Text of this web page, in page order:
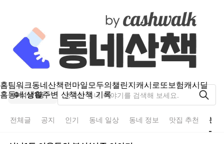
홈팀워크동네산책런마일모두의챌린지캐시로또보험캐시딜
홈동네 생활주변 산책산책 기록
석남1동
전체글 공지 인기 동네 일상 동네 정보 맛집 추천 분